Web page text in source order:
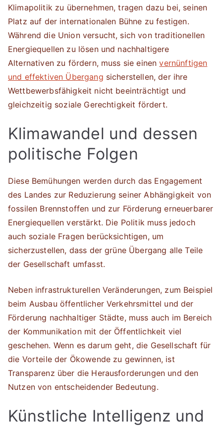
Klimapolitik zu übernehmen, tragen dazu bei, seinen
Platz auf der internationalen Bühne zu festigen.
Während die Union versucht, sich von traditionellen
Energiequellen zu lösen und nachhaltigere
Alternativen zu fördern, muss sie einenvernünftigen
und effektiven Übergang sicherstellen, der ihre
Wettbewerbsfähigkeit nicht beeinträchtigt und
gleichzeitig soziale Gerechtigkeit fördert.
Klimawandel und dessen
politische Folgen
Diese Bemühungen werden durch das Engagement
des Landes zur Reduzierung seiner Abhängigkeit von
fossilen Brennstoffen und zur Förderung erneuerbarer
Energiequellen verstärkt. Die Politik muss jedoch
auch soziale Fragen berücksichtigen, um
sicherzustellen, dass der grüne Übergang alle Teile
der Gesellschaft umfasst.
Neben infrastrukturellen Veränderungen, zum Beispiel
beim Ausbau öffentlicher Verkehrsmittel und der
Förderung nachhaltiger Städte, muss auch im Bereich
der Kommunikation mit der Öffentlichkeit viel
geschehen. Wenn es darum geht, die Gesellschaft für
die Vorteile der Ökowende zu gewinnen, ist
Transparenz über die Herausforderungen und den
Nutzen von entscheidender Bedeutung.
Künstliche Intelligenz und